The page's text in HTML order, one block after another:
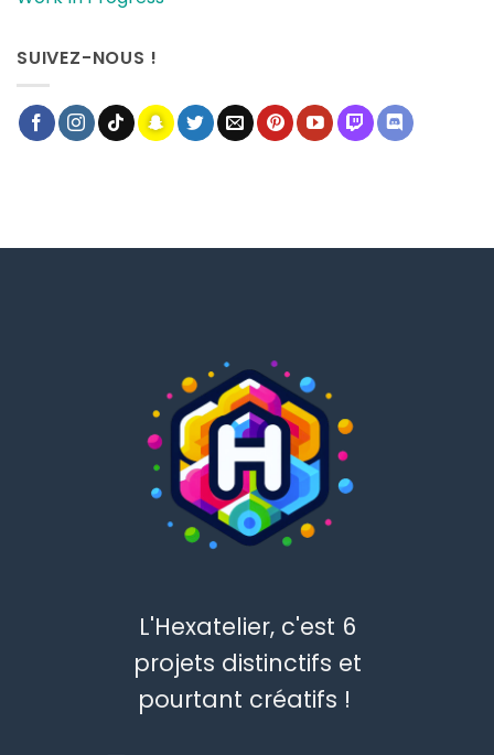
SUIVEZ-NOUS !
L'Hexatelier, c'est 6
projets distinctifs et
pourtant créatifs !